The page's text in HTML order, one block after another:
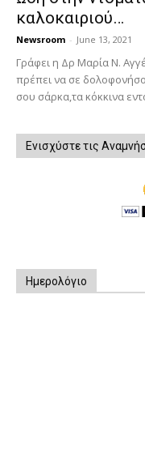
καλοκαιριού…
Newsroom - June 13, 2021
Γράφει η Δρ Μαρία Ν.
πρέπει να σε
σου σάρκα,τα κόκκινα
Ενισχύστε τις
Ημερολόγιο